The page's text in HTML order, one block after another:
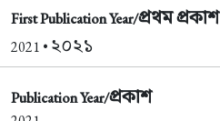
First Publication Year/প্রথম প্রকাশ
2021 • ২০২১
Publication Year/প্রকাশ